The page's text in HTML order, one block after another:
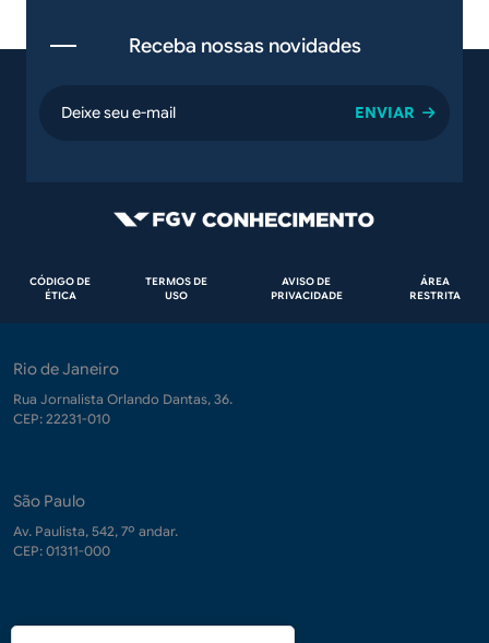
Receba nossas novidades
email
Rodapé
CÓDIGO DE
ÉTICA
TERMOS DE
USO
AVISO DE
PRIVACIDADE
ÁREA
RESTRITA
Rio de Janeiro
Rua Jornalista Orlando Dantas, 36.
CEP: 22231-010
São Paulo
Av. Paulista, 542, 7º andar.
CEP: 01311-000
Contrate-nos